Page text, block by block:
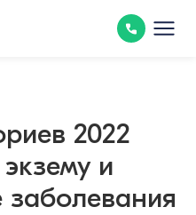
2022
экзему и